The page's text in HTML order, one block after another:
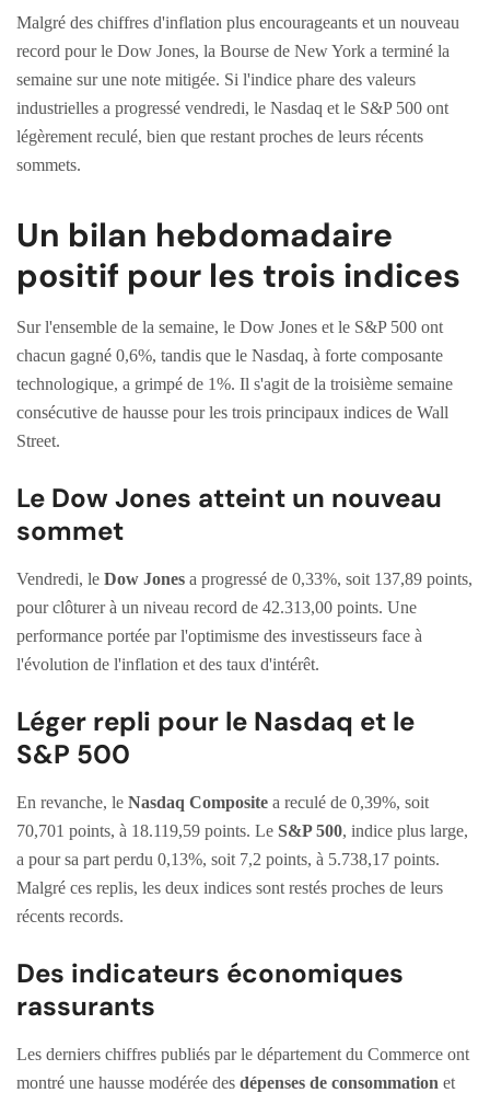
Malgré des chiffres d'inflation plus encourageants et un nouveau
record pour le Dow Jones, la Bourse de New York a terminé la
semaine sur une note mitigée. Si l'indice phare des valeurs
industrielles a progressé vendredi, le Nasdaq et le S&P 500 ont
légèrement reculé, bien que restant proches de leurs récents
sommets.
Un bilan hebdomadaire
positif pour les trois indices
Sur l'ensemble de la semaine, le Dow Jones et le S&P 500 ont
chacun gagné 0,6%, tandis que le Nasdaq, à forte composante
technologique, a grimpé de 1%. Il s'agit de la troisième semaine
consécutive de hausse pour les trois principaux indices de Wall
Street.
Le Dow Jones atteint un nouveau
sommet
Vendredi, le Dow Jones a progressé de 0,33%, soit 137,89 points,
pour clôturer à un niveau record de 42.313,00 points. Une
performance portée par l'optimisme des investisseurs face à
l'évolution de l'inflation et des taux d'intérêt.
Léger repli pour le Nasdaq et le
S&P 500
En revanche, le Nasdaq Composite a reculé de 0,39%, soit
70,701 points, à 18.119,59 points. Le S&P 500, indice plus large,
a pour sa part perdu 0,13%, soit 7,2 points, à 5.738,17 points.
Malgré ces replis, les deux indices sont restés proches de leurs
récents records.
Des indicateurs économiques
rassurants
Les derniers chiffres publiés par le département du Commerce ont
montré une hausse modérée des dépenses de consommation et